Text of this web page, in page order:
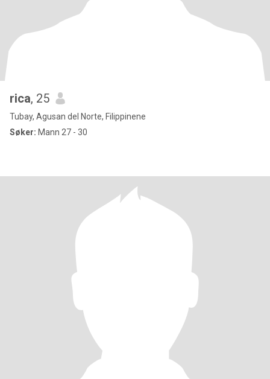
rica, 25
Tubay, Agusan del Norte, Filippinene
Søker: Mann 27 - 30